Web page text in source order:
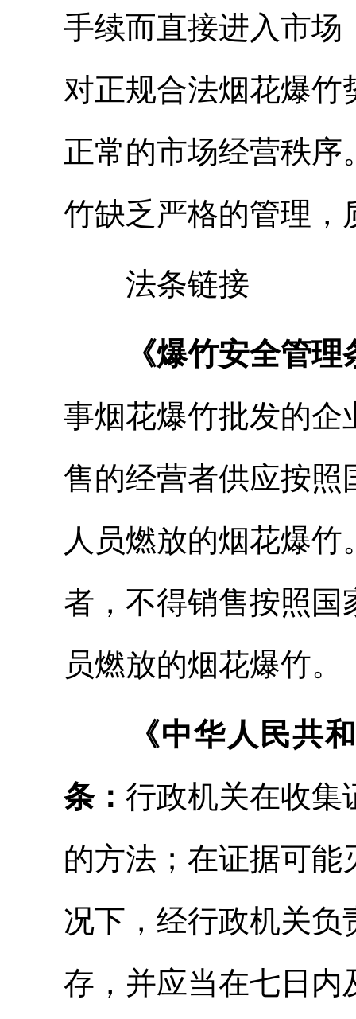
手续而直接进入市场
对正规合法烟花爆
正常的市场经营秩
竹缺乏严格的管理，
法条链接
《爆竹安全管
事烟花爆竹批发的企
售的经营者供应按
人员燃放的烟花爆
者，不得销售按照
员燃放的烟花爆竹。
《中华人民共
条：行政机关在收集
的方法；在证据可
况下，经行政机关
存，并应当在七日内